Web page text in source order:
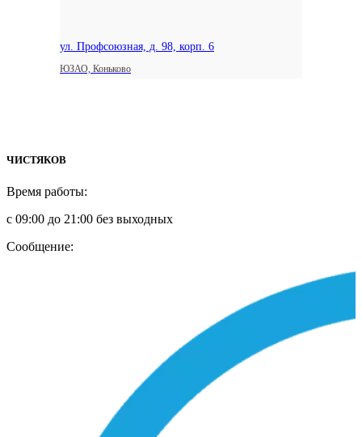
ул. Профсоюзная, д. 98, корп. 6
ЮЗАО, Коньково
ЧИСТЯКОВ
Время работы:
с 09:00 до 21:00 без выходных
Сообщение: